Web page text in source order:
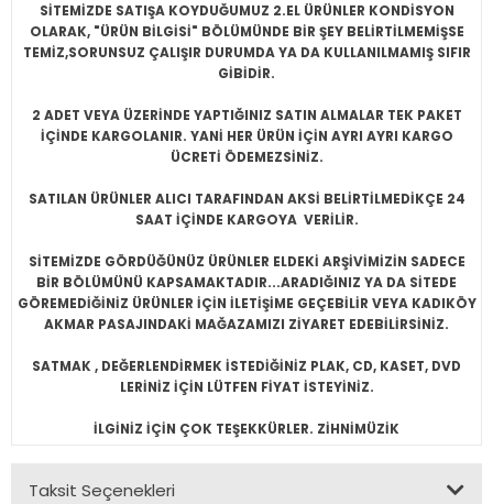
SİTEMİZDE SATIŞA KOYDUĞUMUZ 2.EL ÜRÜNLER KONDİSYON
OLARAK, "ÜRÜN BİLGİSİ" BÖLÜMÜNDE BİR ŞEY BELİRTİLMEMİŞSE
TEMİZ,SORUNSUZ ÇALIŞIR DURUMDA YA DA KULLANILMAMIŞ SIFIR
GİBİDİR.
2 ADET VEYA ÜZERİNDE YAPTIĞINIZ SATIN ALMALAR TEK PAKET
İÇİNDE KARGOLANIR. YANİ HER ÜRÜN İÇİN AYRI AYRI KARGO
ÜCRETİ ÖDEMEZSİNİZ.
SATILAN ÜRÜNLER ALICI TARAFINDAN AKSİ BELİRTİLMEDİKÇE 24
SAAT İÇİNDE KARGOYA VERİLİR.
SİTEMİZDE GÖRDÜĞÜNÜZ ÜRÜNLER ELDEKİ ARŞİVİMİZİN SADECE
BİR BÖLÜMÜNÜ KAPSAMAKTADIR...ARADIĞINIZ YA DA SİTEDE
GÖREMEDİĞİNİZ ÜRÜNLER İÇİN İLETİŞİME GEÇEBİLİR VEYA KADIKÖY
AKMAR PASAJINDAKİ MAĞAZAMIZI ZİYARET EDEBİLİRSİNİZ.
SATMAK , DEĞERLENDİRMEK İSTEDİĞİNİZ PLAK, CD, KASET, DVD
LERİNİZ İÇİN LÜTFEN FİYAT İSTEYİNİZ.
İLGİNİZ İÇİN ÇOK TEŞEKKÜRLER. ZİHNİMÜZİK
Taksit Seçenekleri